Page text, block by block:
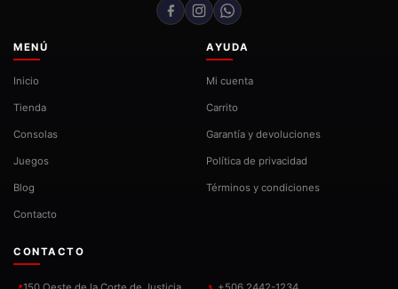
MENÚ
Inicio
Tienda
Consolas
Juegos
Blog
Contacto
AYUDA
Mi cuenta
Carrito
Garantía y devoluciones
Política de privacidad
Términos y condiciones
CONTACTO